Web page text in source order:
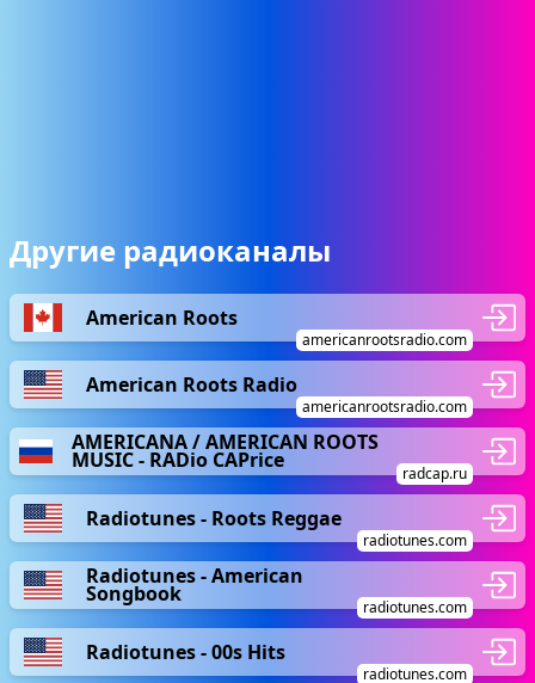
Другие радиоканалы
American Roots
americanrootsradio.com
American Roots Radio
americanrootsradio.com
AMERICANA / AMERICAN ROOTS
MUSIC - RADio CAPrice
radcap.ru
Radiotunes - Roots Reggae
radiotunes.com
Radiotunes - American
Songbook
radiotunes.com
Radiotunes - 00s Hits
radiotunes.com